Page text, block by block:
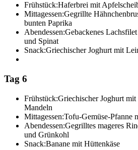
Frühstück:Haferbrei mit
Mittagessen:Gegrillte
bunten Paprika
Abendessen:Gebackenes
und Spinat
Snack:Griechischer Joghurt mit
Tag 6
Frühstück:Griechischer Joghurt
Mandeln
Mittagessen:Tofu-Gemüse-Pfanne
Abendessen:Gegrilltes mageres
und Grünkohl
Snack:Banane mit Hüttenkäse